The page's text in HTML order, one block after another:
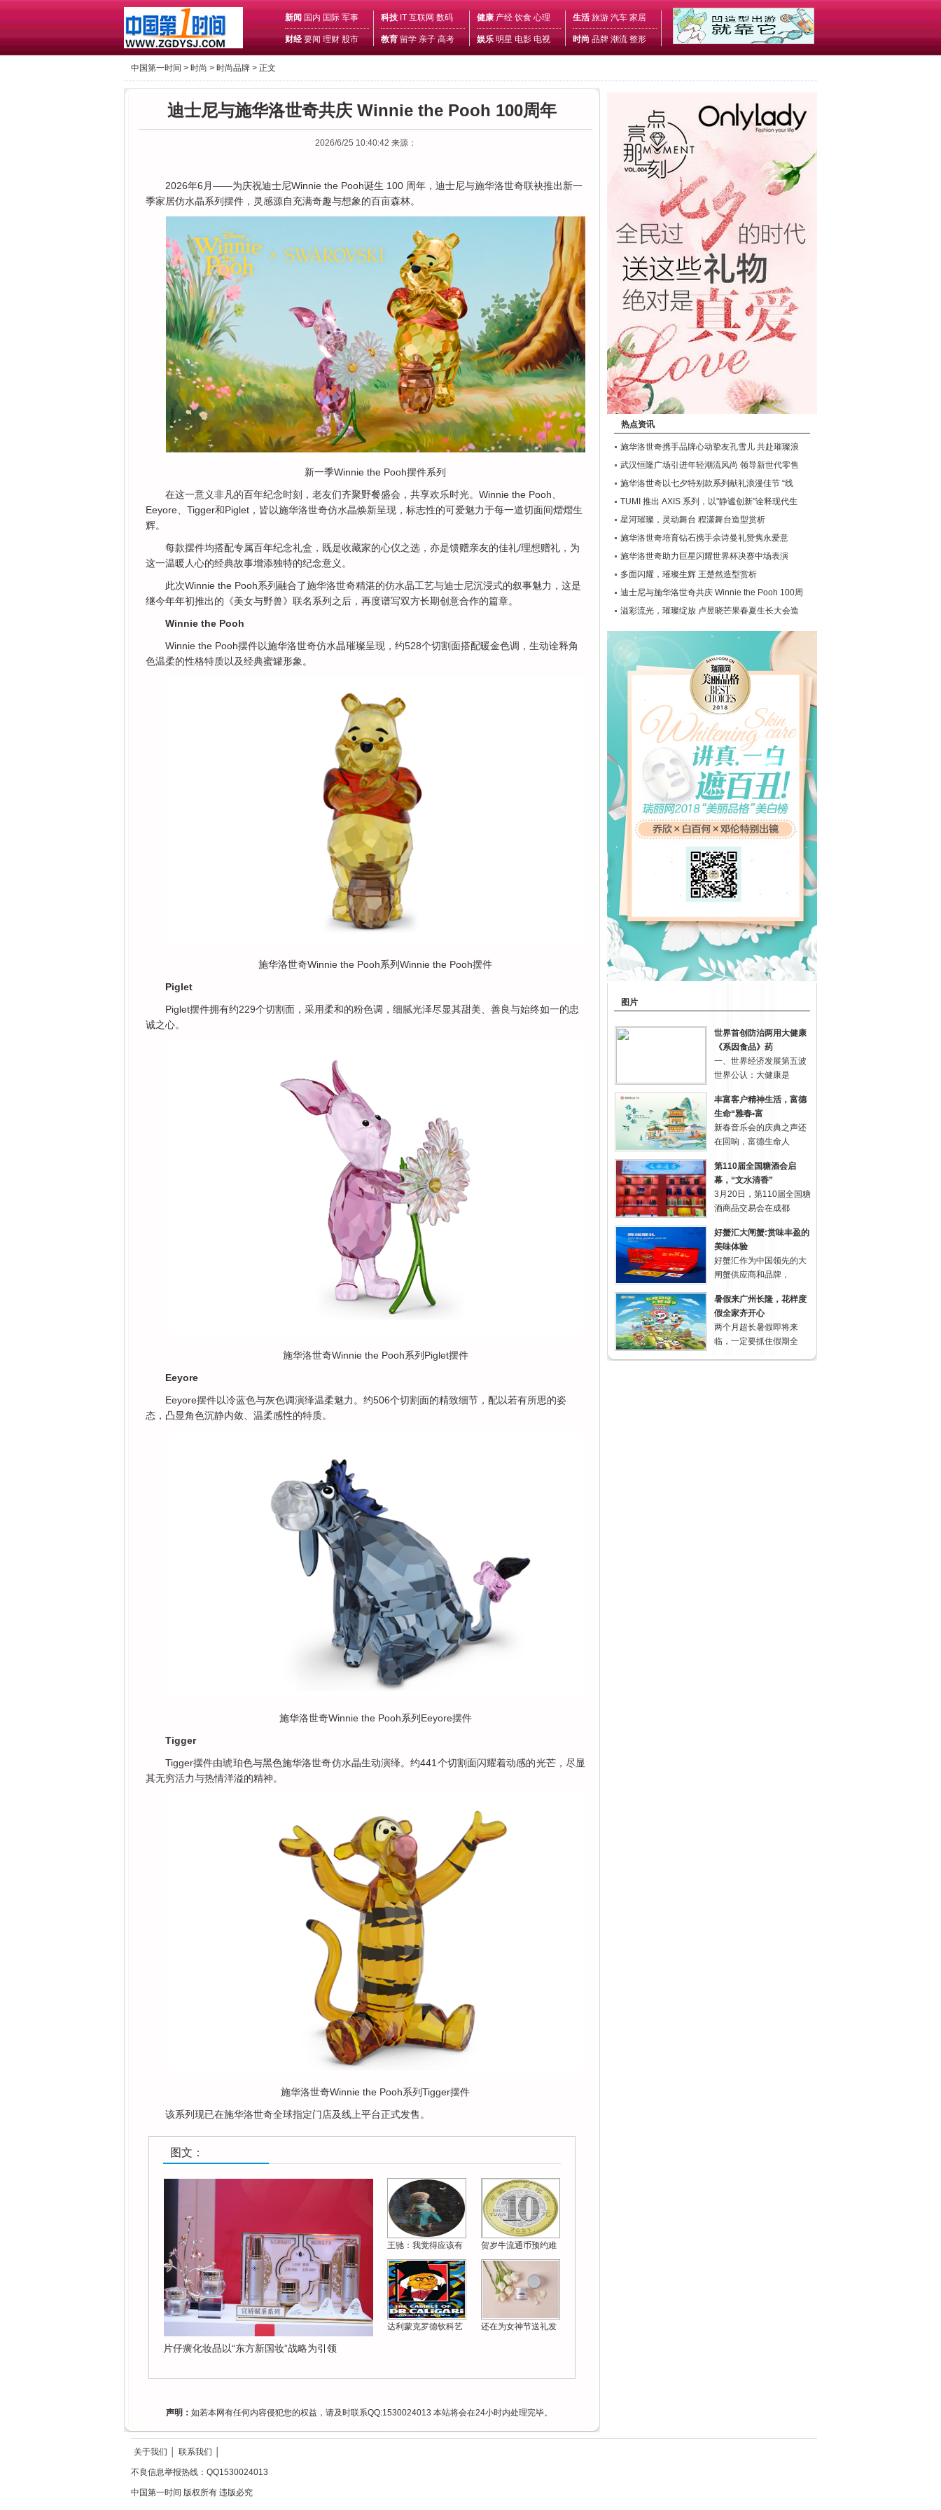
新闻 国内 国际 军事
财经 要闻 理财 股市
科技 IT 互联网 数码
教育 留学 亲子 高考
健康 产经 饮食 心理
娱乐 明星 电影 电视
生活 旅游 汽车 家居
时尚 品牌 潮流 整形
中国第一时间 > 时尚 > 时尚品牌 > 正文
迪士尼与施华洛世奇共庆 Winnie the Pooh 100周年
2026/6/25 10:40:42 来源：
2026年6月——为庆祝迪士尼Winnie the Pooh诞生 100 周年，迪士尼与施华洛世奇联袂推出新一
季家居仿水晶系列摆件，灵感源自充满奇趣与想象的百亩森林。
新一季Winnie the Pooh摆件系列
在这一意义非凡的百年纪念时刻，老友们齐聚野餐盛会，共享欢乐时光。Winnie the Pooh、
Eeyore、Tigger和Piglet，皆以施华洛世奇仿水晶焕新呈现，标志性的可爱魅力于每一道切面间熠熠生
辉。
每款摆件均搭配专属百年纪念礼盒，既是收藏家的心仪之选，亦是馈赠亲友的佳礼/理想赠礼，为
这一温暖人心的经典故事增添独特的纪念意义。
此次Winnie the Pooh系列融合了施华洛世奇精湛的仿水晶工艺与迪士尼沉浸式的叙事魅力，这是
继今年年初推出的《美女与野兽》联名系列之后，再度谱写双方长期创意合作的篇章。
Winnie the Pooh
Winnie the Pooh摆件以施华洛世奇仿水晶璀璨呈现，约528个切割面搭配暖金色调，生动诠释角
色温柔的性格特质以及经典蜜罐形象。
施华洛世奇Winnie the Pooh系列Winnie the Pooh摆件
Piglet
Piglet摆件拥有约229个切割面，采用柔和的粉色调，细腻光泽尽显其甜美、善良与始终如一的忠
诚之心。
施华洛世奇Winnie the Pooh系列Piglet摆件
Eeyore
Eeyore摆件以冷蓝色与灰色调演绎温柔魅力。约506个切割面的精致细节，配以若有所思的姿
态，凸显角色沉静内敛、温柔感性的特质。
施华洛世奇Winnie the Pooh系列Eeyore摆件
Tigger
Tigger摆件由琥珀色与黑色施华洛世奇仿水晶生动演绎。约441个切割面闪耀着动感的光芒，尽显
其无穷活力与热情洋溢的精神。
施华洛世奇Winnie the Pooh系列Tigger摆件
该系列现已在施华洛世奇全球指定门店及线上平台正式发售。
图文：
片仔癀化妆品以“东方新国妆”战略为引领
王驰：我觉得应该有 贺岁牛流通币预约难
达利蒙克罗德钦科艺 还在为女神节送礼发
声明： 如若本网有任何内容侵犯您的权益，请及时联系QQ:1530024013 本站将会在24小时内处理完毕。
热点资讯
施华洛世奇携手品牌心动挚友孔雪儿 共赴璀璨浪
武汉恒隆广场引进年轻潮流风尚 领导新世代零售
施华洛世奇以七夕特别款系列献礼浪漫佳节 “线
TUMI 推出 AXIS 系列，以"静谧创新"诠释现代生
星河璀璨，灵动舞台 程潇舞台造型赏析
施华洛世奇培育钻石携手佘诗曼礼赞隽永爱意
施华洛世奇助力巨星闪耀世界杯决赛中场表演
多面闪耀，璀璨生辉 王楚然造型赏析
迪士尼与施华洛世奇共庆 Winnie the Pooh 100周
溢彩流光，璀璨绽放 卢昱晓芒果春夏生长大会造
图片
世界首创防治两用大健康
《系因食品》药
一、世界经济发展第五波
世界公认：大健康是
丰富客户精神生活，富德
生命“雅春•富
新春音乐会的庆典之声还
在回响，富德生命人
第110届全国糖酒会启
幕，“文水清香”
3月20日，第110届全国糖
酒商品交易会在成都
好蟹汇大闸蟹:赏味丰盈的
美味体验
好蟹汇作为中国领先的大
闸蟹供应商和品牌，
暑假来广州长隆，花样度
假全家齐开心
两个月超长暑假即将来
临，一定要抓住假期全
关于我们 联系我们
不良信息举报热线：QQ1530024013
中国第一时间 版权所有 违版必究